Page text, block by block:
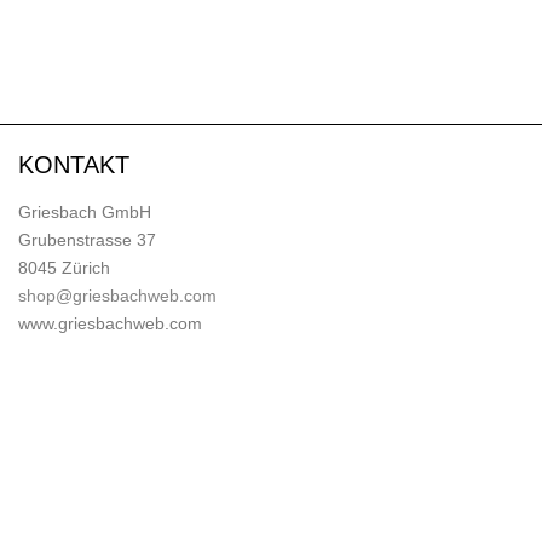
KONTAKT
Griesbach GmbH
Grubenstrasse 37
8045 Zürich
shop@griesbachweb.com
www.griesbachweb.com